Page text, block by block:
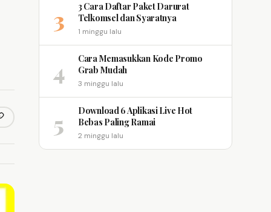
link
3
3 Cara Daftar Paket Darurat
Telkomsel dan Syaratnya
1 minggu lalu
4
Cara Memasukkan Kode Promo
Grab Mudah
3 minggu lalu
5
Download 6 Aplikasi Live Hot
Bebas Paling Ramai
2 minggu lalu